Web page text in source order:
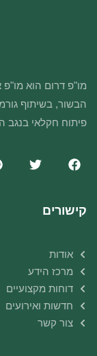
מו"פ דרום הוא מו"פ
הבשור, בשיתוף
פיתוח חקלאי בנגב
קישורים
אודות
מרכז הידע
דוחות מקצועיים
חדשות ואירועים
צור קשר